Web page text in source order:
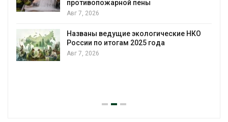
Панамский канал вновь ограничивает
воды
Авг 6, 2026